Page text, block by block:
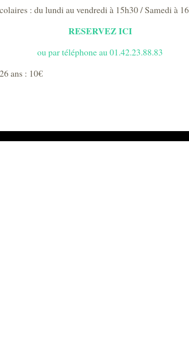
: du lundi au vendredi à 15h30 / Samedi à
RESERVEZ ICI
ou par téléphone au 01.42.23.88.83
ans : 10€